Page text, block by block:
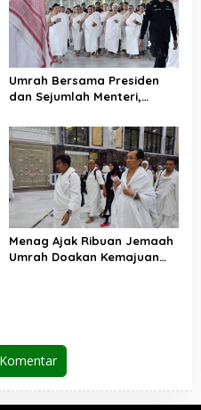
Umrah Bersama Presiden
dan Sejumlah Menteri,
jadi Bangsa yang Makmur
Menag Ajak Ribuan Jemaah
Umrah Doakan Kemajuan